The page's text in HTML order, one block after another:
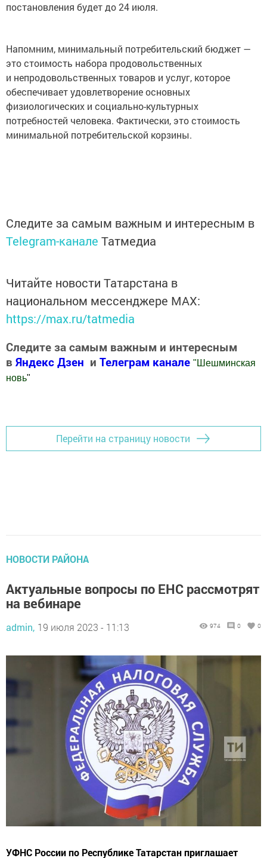
постановления будет до 24 июля.
Напомним, минимальный потребительский бюджет —
это стоимость набора продовольственных
и непродовольственных товаров и услуг, которое
обеспечивает удовлетворение основных
физиологических и социально-культурных
потребностей человека. Фактически, это стоимость
минимальной потребительской корзины.
Следите за самым важным и интересным в
Telegram-канале Татмедиа
Читайте новости Татарстана в
национальном мессенджере MАХ:
https://max.ru/tatmedia
Следите за самым важным и интересным
в Яндекс Дзен и Телеграм канале " Шешминская
новь"
Перейти на страницу новости
НОВОСТИ РАЙОНА
Актуальные вопросы по ЕНС рассмотрят
на вебинаре
admin, 19 июля 2023 - 11:13 974 0 0
УФНС России по Республике Татарстан приглашает